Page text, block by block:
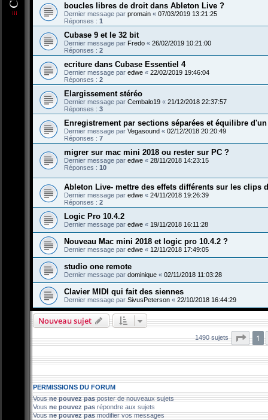
boucles libres de droit dans Ableton Live ?
Dernier message par promain « 07/03/2019 13:21:25
Réponses : 1
Cubase 9 et le 32 bit
Dernier message par Fredo « 26/02/2019 10:21:00
Réponses : 2
ecriture dans Cubase Essentiel 4
Dernier message par edwe « 22/02/2019 19:46:04
Réponses : 2
Elargissement stéréo
Dernier message par Cembalo19 « 21/12/2018 22:37:57
Réponses : 3
Enregistrement par sections séparées et équilibre
Dernier message par Vegasound « 02/12/2018 20:20:49
Réponses : 7
migrer sur mac mini 2018 ou rester sur PC ?
Dernier message par edwe « 28/11/2018 14:23:15
Réponses : 10
Ableton Live- mettre des effets différents sur les clips
Dernier message par edwe « 24/11/2018 19:26:39
Réponses : 2
Logic Pro 10.4.2
Dernier message par edwe « 19/11/2018 16:11:28
Nouveau Mac mini 2018 et logic pro 10.4.2 ?
Dernier message par edwe « 12/11/2018 17:49:05
studio one remote
Dernier message par dominique « 02/11/2018 11:03:28
Clavier MIDI qui fait des siennes
Dernier message par SivusPeterson « 22/10/2018 16:44:29
Nouveau sujet
1490 sujets Page
1
PERMISSIONS DU FORUM
Vousne pouvez pasposter de nouveaux sujets
Vous ne pouvez pas répondre aux sujets
Vousne pouvez pasmodifier vos messages